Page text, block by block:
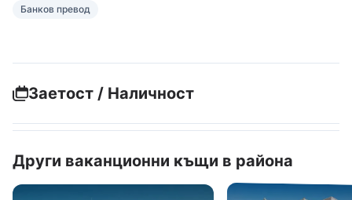
Банков превод
Заетост / Наличност
Други ваканционни къщи в района